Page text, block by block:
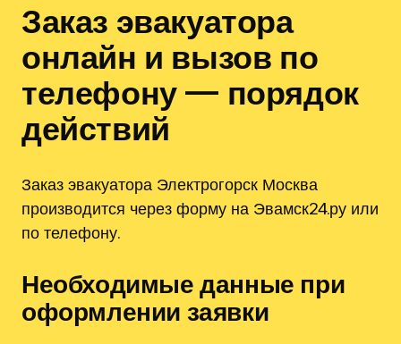
Заказ эвакуатора
онлайн и вызов по
телефону — порядок
действий
Заказ эвакуатора Электрогорск Москва
производится через форму на Эвамск24.ру или
по телефону.
Необходимые данные при
оформлении заявки